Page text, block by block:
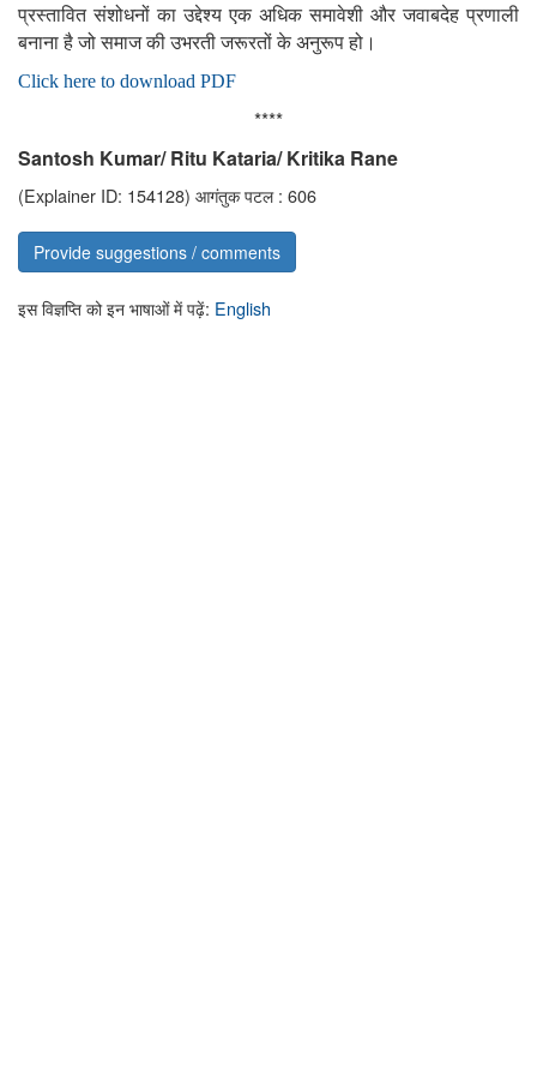
प्रस्तावित संशोधनों का उद्देश्य एक अधिक समावेशी और जवाबदेह प्रणाली
बनाना है जो समाज की उभरती जरूरतों के अनुरूप हो।
Click here to download PDF
****
Santosh Kumar/ Ritu Kataria/ Kritika Rane
(Explainer ID: 154128) आगंतुक पटल : 606
Provide suggestions / comments
इस विज्ञप्ति को इन भाषाओं में पढ़ें: English